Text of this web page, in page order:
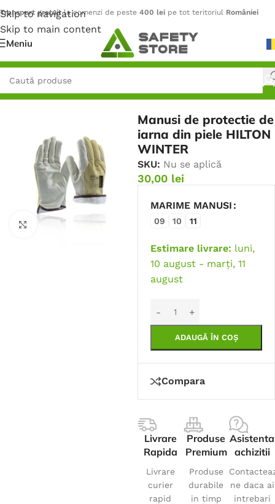
Skip to navigation
Skip to main content
Transport gratuitla comenzi de peste 400 lei pe tot teritoriul României
Meniu
Prima pagină/Mănuși
Faceți click pentru a mări
Manusi de protectie de
iarna din piele HILTON
WINTER
SKU: Nu se aplică
30,00 lei
MARIME MANUSI
09 10 11
Estimare livrare: luni,
10 august - marți, 11
august
ADAUGĂ ÎN COȘ
Compara
Livrare
Rapida
Livrare
curier
rapid
Produse
Premium
Produse
durabile
in timp
Asistenta
achizitii
ne daca ai
intrebari